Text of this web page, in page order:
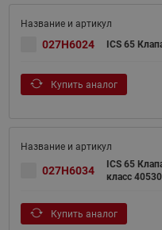
027H6024 ICS 65
Купить аналог
027H6034
ICS 65
класс
Купить аналог